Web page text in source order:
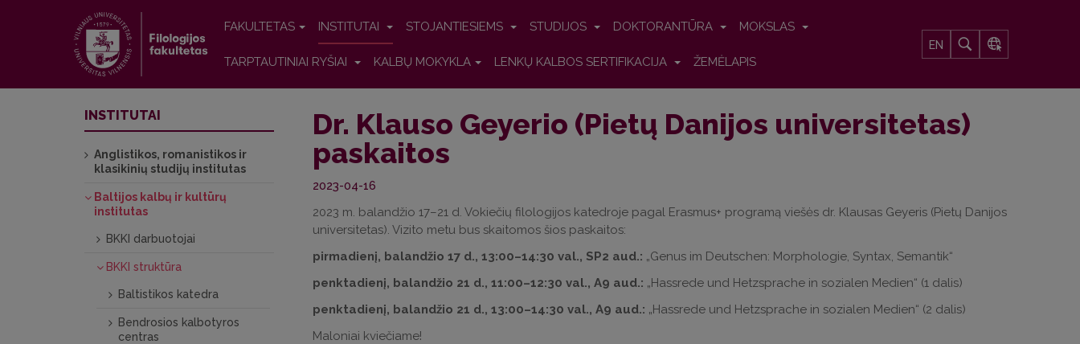
FAKULTETAS INSTITUTAI STOJANTIESIEMS STUDIJOS DOKTORANTŪRA MOKSLAS
TARPTAUTINIAI RYŠIAI KALBŲ MOKYKLA LENKŲ KALBOS SERTIFIKACIJA ŽEMĖLAPIS
EN
Dr. Klauso Geyerio (Pietų Danijos universitetas)
paskaitos
2023-04-16
2023 m. balandžio 17–21 d. Vokiečių filologijos katedroje pagal Erasmus+ programą viešės dr. Klausas Geyeris (Pietų Danijos
universitetas). Vizito metu bus skaitomos šios paskaitos:
pirmadienį, balandžio 17 d., 13:00–14:30 val., SP2 aud.: „Genus im Deutschen: Morphologie, Syntax, Semantik“
penktadienį, balandžio 21 d., 11:00–12:30 val., A9 aud.: „Hassrede und Hetzsprache in sozialen Medien“ (1 dalis)
penktadienį, balandžio 21 d., 13:00–14:30 val., A9 aud.: „Hassrede und Hetzsprache in sozialen Medien“ (2 dalis)
Maloniai kviečiame!
INSTITUTAI
Anglistikos, romanistikos ir
klasikinių studijų institutas
Baltijos kalbų ir kultūrų
institutas
BKKI darbuotojai
BKKI struktūra
Baltistikos katedra
Bendrosios kalbotyros
centras